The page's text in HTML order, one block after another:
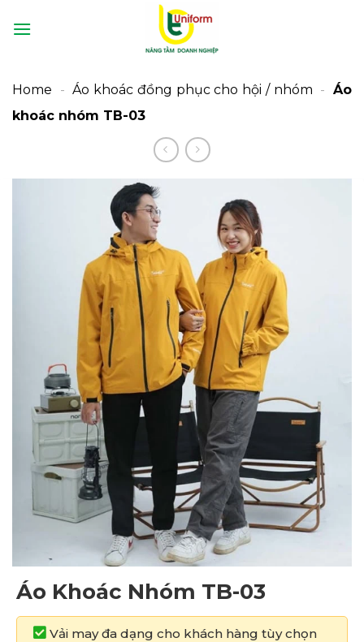
qua
Home
- Áo khoác đồng phục cho hội / nhóm - Áo
khoác nhóm TB-03
Áo Khoác Nhóm TB-03
Vải may đa dạng cho khách hàng tùy chọn